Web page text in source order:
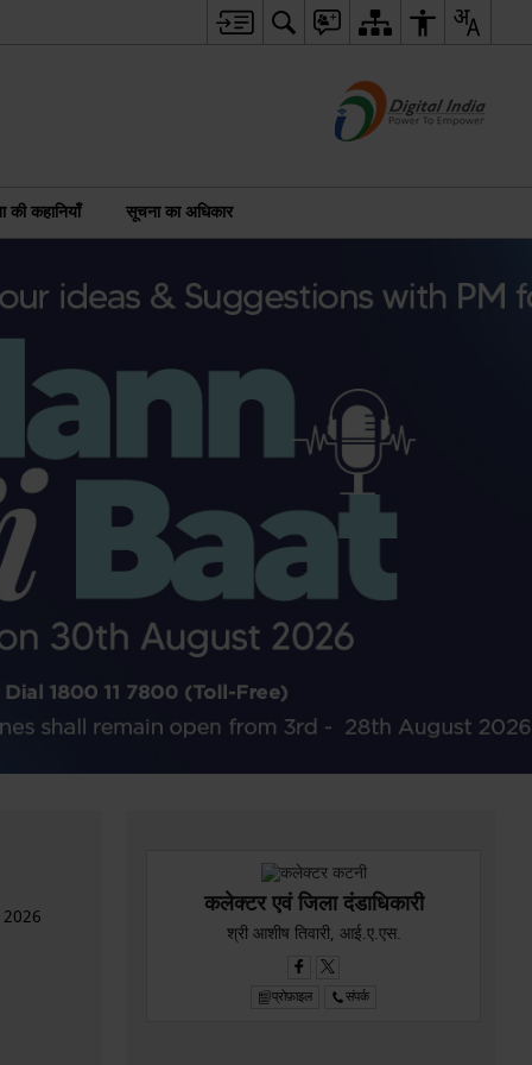
कहानियाँ सूचना का अधिकार
कलेक्टर एवं जिला दंडाधिकारी
श्री आशीष तिवारी, आई.ए.एस.
प्रोफ़ाइल संपर्क